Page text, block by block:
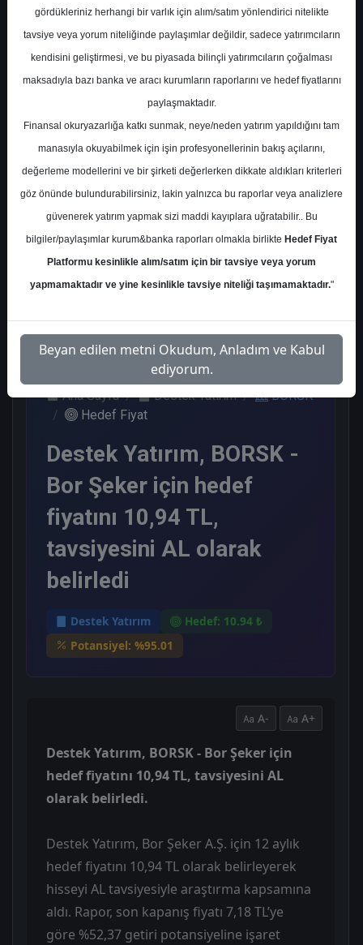
En Yüksek Tahmin
Ortalama Fiyat Tahmini 10,94 ₺
Ortalama Getiri Potansiyeli %95.01
Kurum Sayısı
1
1
Ana Sayfa Destek Yatırım
BORSK
Hedef Fiyat
Destek Yatırım, BORSK -
Bor Şeker için hedef
fiyatını 10,94 TL,
tavsiyesini AL olarak
belirledi
Destek Yatırım
Hedef: 10.94 ₺
Potansiyel: %95.01
A- A+
Destek Yatırım, BORSK - Bor Şeker için
hedef fiyatını 10,94 TL, tavsiyesini AL
olarak belirledi.
Destek Yatırım, Bor Şeker A.Ş. için 12 aylık
hedef fiyatını 10,94 TL olarak belirleyerek
hisseyi AL tavsiyesiyle araştırma kapsamına
aldı. Rapor, son kapanış fiyatı 7,18 TL’ye
göre %52,37 getiri potansiyeline işaret
gördükleriniz herhangi bir varlık için alım/satım yönlendirici nitelikte
tavsiye veya yorum niteliğinde paylaşımlar değildir, sadece yatırımcıların
kendisini geliştirmesi, ve bu piyasada bilinçli yatırımcıların çoğalması
maksadıyla bazı banka ve aracı kurumların raporlarını ve hedef fiyatlarını
paylaşmaktadır.
Finansal okuryazarlığa katkı sunmak, neye/neden yatırım yapıldığını tam
manasıyla okuyabilmek için işin profesyonellerinin bakış açılarını,
değerleme modellerini ve bir şirketi değerlerken dikkate aldıkları kriterleri
göz önünde bulundurabilirsiniz, lakin yalnızca bu raporlar veya analizlere
güvenerek yatırım yapmak sizi maddi kayıplara uğratabilir.. Bu
bilgiler/paylaşımlar kurum&banka raporları olmakla birlikte Hedef Fiyat
Platformu kesinlikle alım/satım için bir tavsiye veya yorum
yapmamaktadır ve yine kesinlikle tavsiye niteliği taşımamaktadır."
Beyan edilen metni Okudum, Anladım ve Kabul
ediyorum.